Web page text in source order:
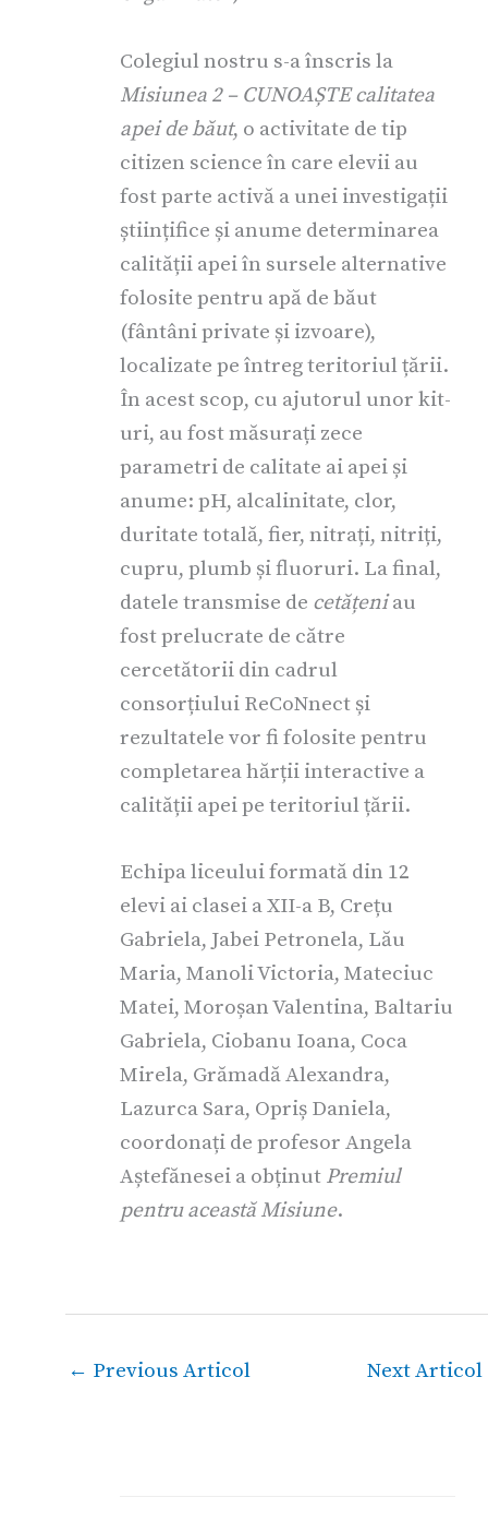
Colegiul nostru s-a înscris la
Misiunea 2 – CUNOAȘTE calitatea
apei de băut, o activitate de tip
citizen science în care elevii au
fost parte activă a unei investigații
științifice și anume determinarea
calității apei în sursele alternative
folosite pentru apă de băut
(fântâni private și izvoare),
localizate pe întreg teritoriul țării.
În acest scop, cu ajutorul unor kit-
uri, au fost măsurați zece
parametri de calitate ai apei și
anume: pH, alcalinitate, clor,
duritate totală, fier, nitrați, nitriți,
cupru, plumb și fluoruri. La final,
datele transmise de cetățeniau
fost prelucrate de către
cercetătorii din cadrul
consorțiului ReCoNnect și
rezultatele vor fi folosite pentru
completarea hărții interactive a
calității apei pe teritoriul țării.
Echipa liceului formată din 12
elevi ai clasei a XII-a B, Crețu
Gabriela, Jabei Petronela, Lău
Maria, Manoli Victoria, Mateciuc
Matei, Moroșan Valentina, Baltariu
Gabriela, Ciobanu Ioana, Coca
Mirela, Grămadă Alexandra,
Lazurca Sara, Opriș Daniela,
coordonați de profesor Angela
Aștefănesei a obținut Premiul
pentru această Misiune.
← Previous Articol Next Articol